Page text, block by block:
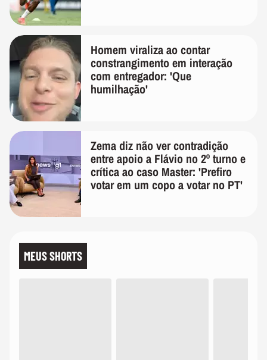
Homem viraliza ao contar
constrangimento em interação
com entregador: 'Que
humilhação'
Zema diz não ver contradição
entre apoio a Flávio no 2º turno e
crítica ao caso Master: 'Prefiro
votar em um copo a votar no PT'
MEUS SHORTS